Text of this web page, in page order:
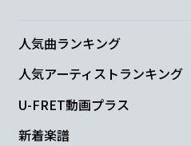
人気曲ランキング
人気アーティストランキング
U-FRET動画プラス
新着楽譜